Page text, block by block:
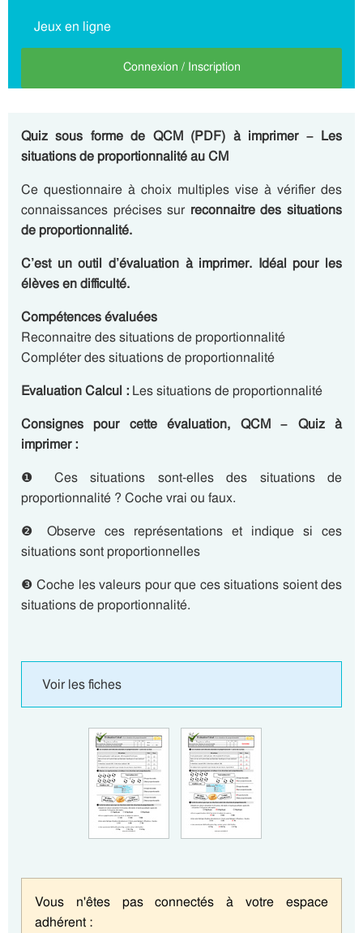
Jeux en ligne
Connexion / Inscription
Quiz sous forme de QCM (PDF) à imprimer – Les
situations de proportionnalité au CM
Ce questionnaire à choix multiples vise à vérifier des
connaissances précises sur reconnaitre des situations
de proportionnalité.
C’est un outil d’évaluation à imprimer. Idéal pour les
élèves en difficulté.
Compétences évaluées
Reconnaitre des situations de proportionnalité
Compléter des situations de proportionnalité
Evaluation Calcul : Les situations de proportionnalité
Consignes pour cette évaluation, QCM – Quiz à
imprimer :
❶ Ces situations sont-elles des situations de
proportionnalité ? Coche vrai ou faux.
❷ Observe ces représentations et indique si ces
situations sont proportionnelles
❸ Coche les valeurs pour que ces situations soient des
situations de proportionnalité.
Voir les fiches
Vous n'êtes pas connectés à votre espace
adhérent :